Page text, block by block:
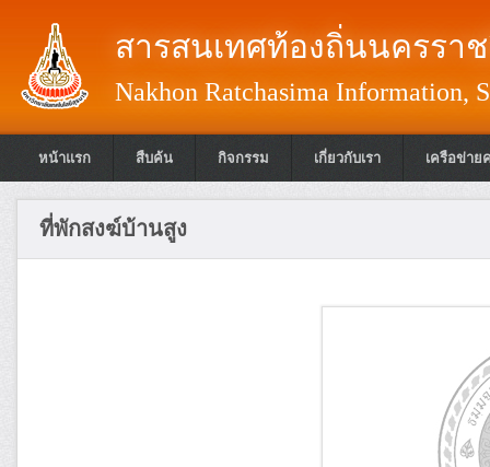
สารสนเทศท้องถิ่นนครรา
Nakhon Ratchasima Information,
หน้าแรก สืบค้น กิจกรรม เกี่ยวกับเรา เครือข่าย
ที่พักสงฆ์บ้านสูง